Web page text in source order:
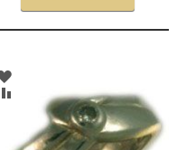
ZUR
WUNSCHLISTE
HINZUFÜGEN
ZUR
VERGLEICHSLISTE
HINZUFÜGEN